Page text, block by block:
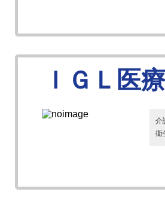
ＩＧＬ医
介
衛